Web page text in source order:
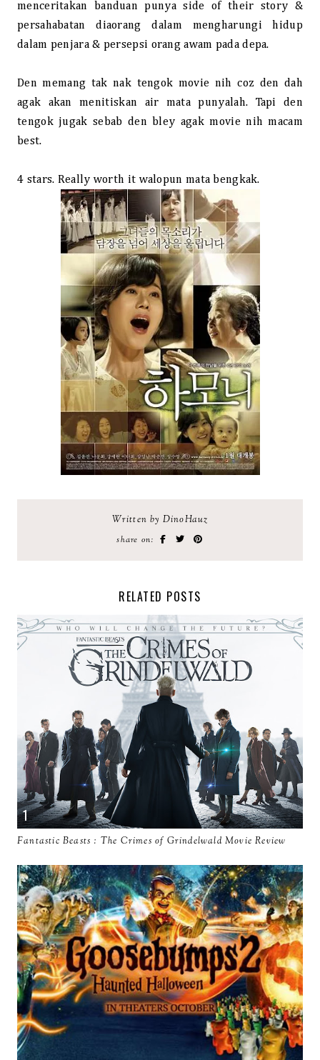
menceritakan banduan punya side of their story &
persahabatan diaorang dalam mengharungi hidup
dalam penjara & persepsi orang awam pada depa.
Den memang tak nak tengok movie nih coz den dah
agak akan menitiskan air mata punyalah. Tapi den
tengok jugak sebab den bley agak movie nih macam
best.
4 stars. Really worth it walopun mata bengkak.
Written by DinoHauz
share on:
RELATED POSTS
Fantastic Beasts : The Crimes of Grindelwald Movie Review